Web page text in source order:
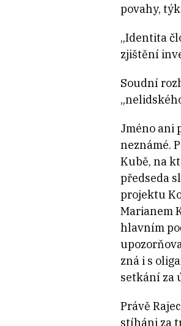
povahy,
„Identita
zjištění
Soudní
Jméno ani
neznámé.
Kubě, na
předseda
projektu
Marianem
hlavním
zná i s
setkání za
Právě
stíháni za